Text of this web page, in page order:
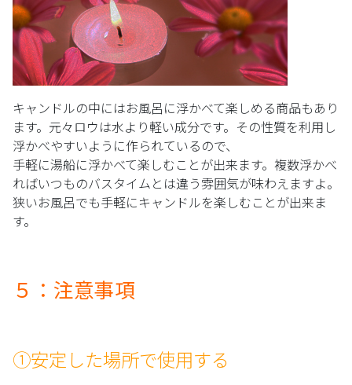
キャンドルの中にはお風呂に浮かべて楽しめる商品もあり
ます。元々ロウは水より軽い成分です。その性質を利用し
浮かべやすいように作られているので、
手軽に湯船に浮かべて楽しむことが出来ます。複数浮かべ
ればいつものバスタイムとは違う雰囲気が味わえますよ。
狭いお風呂でも手軽にキャンドルを楽しむことが出来ま
す。
５：注意事項
①安定した場所で使用する